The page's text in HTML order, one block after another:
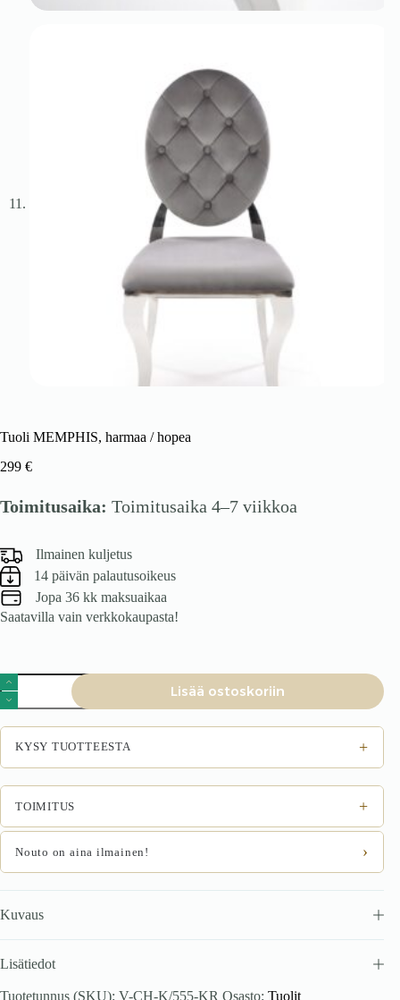
Tuoli MEMPHIS, harmaa / hopea
299 €
Toimitusaika: Toimitusaika 4–7 viikkoa
Ilmainen kuljetus
14 päivän palautusoikeus
Jopa 36 kk maksuaikaa
Saatavilla vain verkkokaupasta!
Tuoli
MEMPHIS,
harmaa
/
hopea
Lisää ostoskoriin
KYSY TUOTTEESTA +
TOIMITUS +
Nouto on aina ilmainen! ›
Kuvaus
Lisätiedot
Tuotetunnus (SKU): V-CH-K/555-KR Osasto: Tuolit